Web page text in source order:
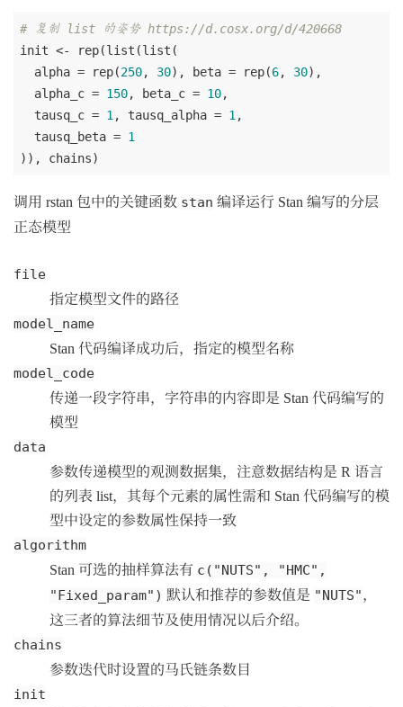
# 复制 list 的姿势 https://d.cosx.org/d/420668
init <- rep(list(list(
  alpha = rep(
250, 30), beta = rep(6, 30),
  alpha_c =
150, beta_c = 10,
  tausq_c =
1 , tausq_alpha = 1 ,
  tausq_beta =
1
调用 rstan 包中的关键函数 stan 编译运行 Stan 编写的分层
正态模型
file
指定模型文件的路径
model_name
Stan 代码编译成功后，指定的模型名称
model_code
传递一段字符串，字符串的内容即是 Stan 代码编写的
模型
data
参数传递模型的观测数据集，注意数据结构是 R 语言
的列表 list，其每个元素的属性需和 Stan 代码编写的模
型中设定的参数属性保持一致
algorithm
Stan 可选的抽样算法有 c("NUTS", "HMC",
"Fixed_param") 默认和推荐的参数值是 "NUTS"，
这三者的算法细节及使用情况以后介绍。
chains
参数迭代时设置的马氏链条数目
init